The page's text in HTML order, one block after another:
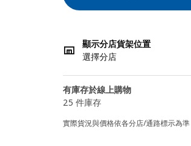
顯示分店貨架位置
選擇分店
有庫存於線上購物
25 件庫存
實際貨況與價格依各分店/通路標示為準